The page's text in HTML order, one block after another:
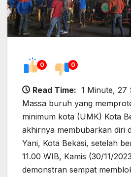
0 0
Read Time: 1 Minute, 27
Massa buruh yang
minimum kota (UMK) Kota
akhirnya membubarkan diri
Yani, Kota Bekasi, setelah
11.00 WIB, Kamis (30/11/
demonstran sempat